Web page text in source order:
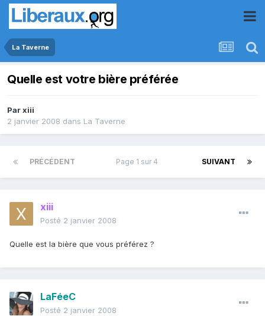
La Taverne
Quelle est votre bière préférée
Parxiii
2 janvier 2008 dans La Taverne
PRÉCÉDENT SUIVANT
Page 1 sur 4
xiii
Posté 2 janvier 2008
Quelle est la bière que vous préférez ?
LaFéeC
Posté 2 janvier 2008